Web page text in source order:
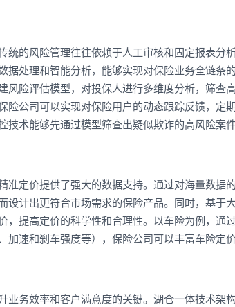
统的风险管理往往依赖于人工审核和固定报表分
据处理和智能分析，能够实现对保险业务全链条
风险评估模型，对投保人进行多维度分析，筛查
险公司可以实现对保险用户的动态跟踪反馈，定
技术能够先通过模型筛查出疑似欺诈的高风险案
准定价提供了强大的数据支持。通过对海量数据
设计出更符合市场需求的保险产品。同时，基于
，提高定价的科学性和合理性。以车险为例，通
加速和刹车强度等），保险公司可以丰富车险定
业务效率和客户满意度的关键。湖仓一体技术架